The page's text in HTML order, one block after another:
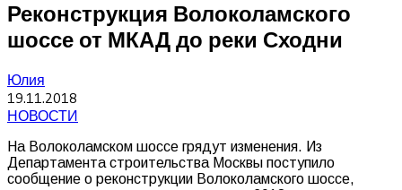
Реконструкция Волоколамского
шоссе от МКАД до реки Сходни
Юлия
19.11.2018
НОВОСТИ
На Волоколамском шоссе грядут изменения. Из
Департамента строительства Москвы поступило
сообщение о реконструкции Волоколамского шоссе,